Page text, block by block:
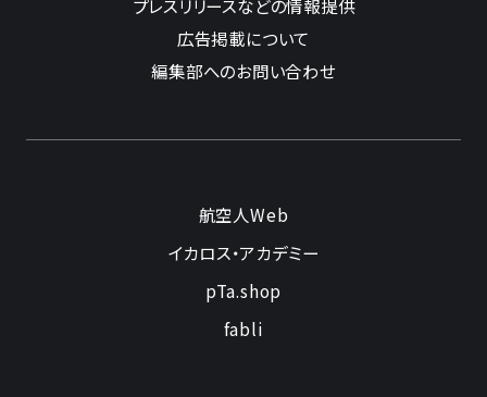
プレスリリースなどの情報提供
広告掲載について
編集部へのお問い合わせ
航空人Web
イカロス・アカデミー
pTa.shop
fabli